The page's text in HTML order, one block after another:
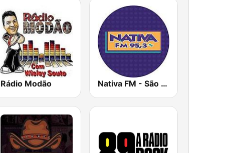
Rádio Modão Nativa FM - São Paulo